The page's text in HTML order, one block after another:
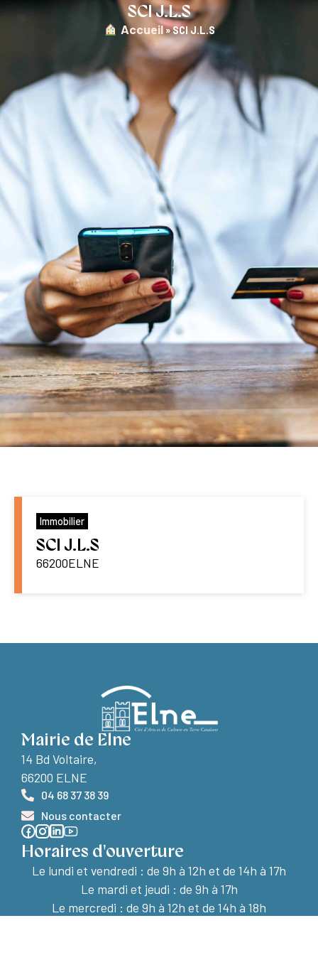
SCI J.L.S
︎ Accueil»SCI J.L.S
Immobilier
SCI J.L.S
66200ELNE
Mairie de Elne
14 Bd Voltaire,
66200 ELNE
04 68 37 38 39
Nous contacter
Horaires d'ouverture
Le lundi et vendredi : de 9h à 12h et de 14h à 17h
Le mardi et jeudi : de 9h à 17h
Le mercredi : de 9h à 12h et de 14h à 18h